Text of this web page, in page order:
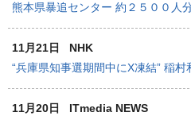
熊本県暴追センター 約２５００人
11月21日
NHK
“兵庫県知事選期間中にX凍結” 稲
11月20日
ITmedia NEWS